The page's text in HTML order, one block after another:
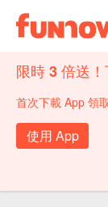
限時 3 倍送
首次下載 App 領
使用 App